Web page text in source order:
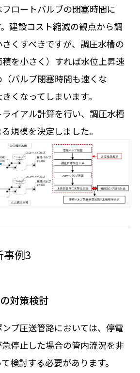
ロートバルブの閉塞時間に
建設コスト縮減の観点から調
くすべきですが、調圧水槽の
を小さく）すれば水位上昇速
バルブ閉塞時間も速くな
くなってしまいます。
イアル計算を行い、調圧水槽
規模を決定しました。
事例3
対策検討
プ圧送管路においては、停電
停止した場合の管内流況を非
検討する必要があります。